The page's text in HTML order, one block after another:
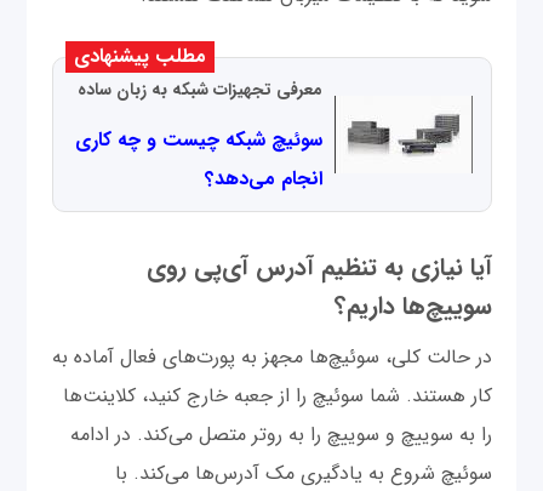
مطلب پیشنهادی
معرفی تجهیزات شبکه به زبان ساده
سوئیچ شبکه چیست و چه کاری
انجام می‌دهد؟
آیا نیازی به تنظیم آدرس آی‌پی روی
سوییچ‌ها داریم؟
در حالت کلی، سوئیچ‌ها مجهز به پورت‌های فعال آماده به
کار هستند. شما سوئیچ را از جعبه خارج کنید، کلاینت‌ها
را به سوییچ و سوییچ را به روتر متصل می‌کند. در ادامه
سوئیچ شروع به یادگیری مک آدرس‌‌ها می‌کند. با